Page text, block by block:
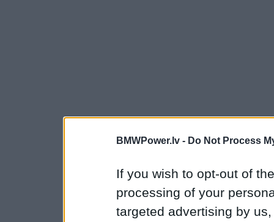
BMWPower.lv - Do Not Process
If you wish to opt-out of
processing of your
targeted advertising by